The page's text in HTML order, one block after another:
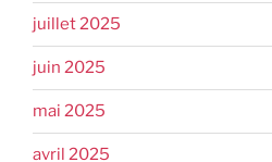
juillet 2025
juin 2025
mai 2025
avril 2025